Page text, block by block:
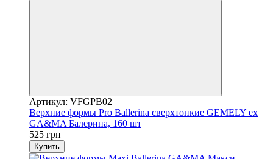
Артикул: VFGPB02
Верхние формы Pro Ballerina сверхтонкие GEMELY ex
GA&MA Балерина, 160 шт
525 грн
Купить